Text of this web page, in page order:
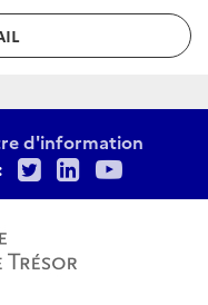
d'information
TwitterLinkedIn